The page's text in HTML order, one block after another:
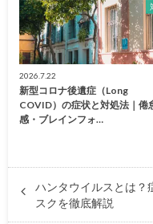
2026.7.22
新型コロナ後遺症（Long
COVID）の症状と対処法｜倦
感・ブレインフォ…
ハンタウイルスとは？
スクを徹底解説